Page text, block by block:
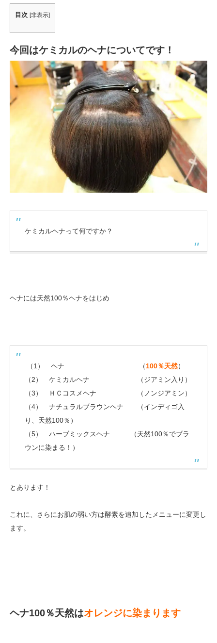
目次 [非表示]
今回はケミカルのヘナについてです！
ケミカルヘナって何ですか？
ヘナには天然100％ヘナをはじめ
（1） ヘナ （100％天然）
（2） ケミカルヘナ （ジアミン入り）
（3） ＨＣコスメヘナ （ノンジアミン）
（4） ナチュラルブラウンヘナ （インディゴ入
り、天然100％）
（5） ハーブミックスヘナ （天然100％でブラ
ウンに染まる！）
とあります！
これに、さらにお肌の弱い方は酵素を追加したメニューに変更し
ます。
ヘナ100％天然はオレンジに染まります